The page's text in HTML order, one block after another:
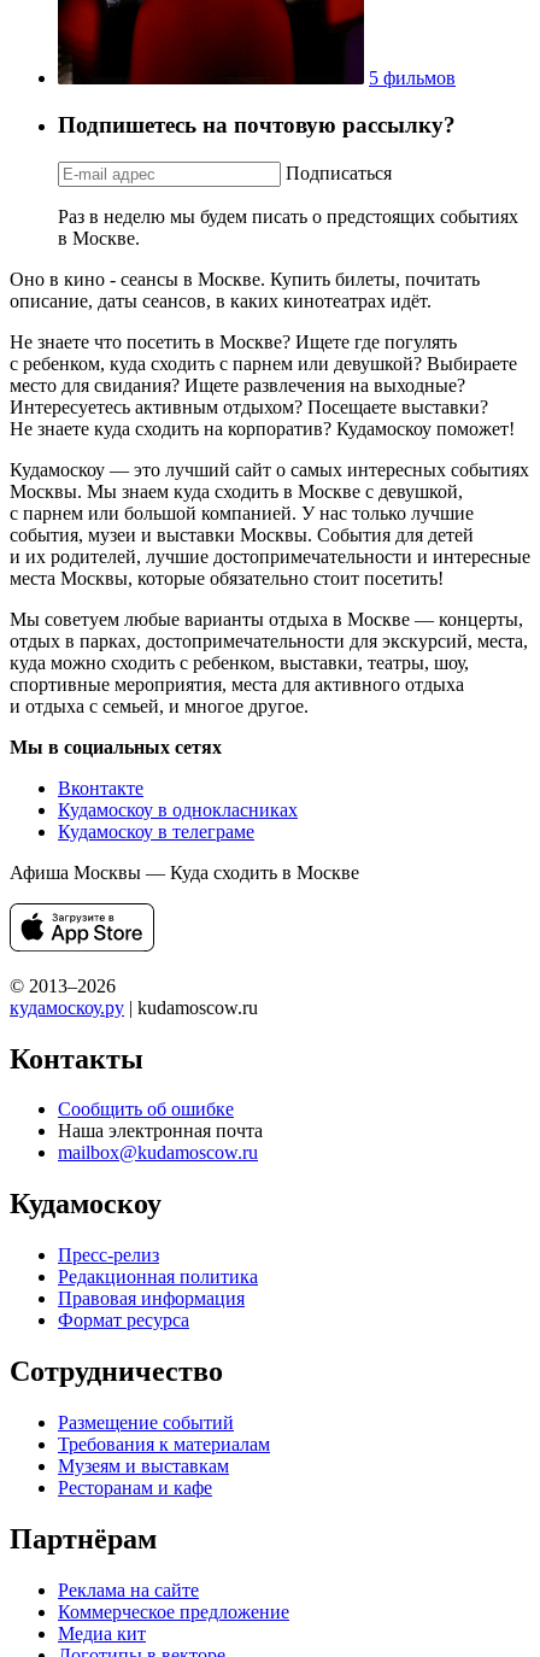
5 фильмов
Подпишетесь на почтовую рассылку?
Подписаться
Раз в неделю мы будем писать о предстоящих событиях
в Москве.
Оно в кино - сеансы в Москве. Купить билеты, почитать
описание, даты сеансов, в каких кинотеатрах идёт.
Не знаете что посетить в Москве? Ищете где погулять
с ребенком, куда сходить с парнем или девушкой? Выбираете
место для свидания? Ищете развлечения на выходные?
Интересуетесь активным отдыхом? Посещаете выставки?
Не знаете куда сходить на корпоратив? Кудамоскоу поможет!
Кудамоскоу — это лучший сайт о самых интересных событиях
Москвы. Мы знаем куда сходить в Москве с девушкой,
с парнем или большой компанией. У нас только лучшие
события, музеи и выставки Москвы. События для детей
и их родителей, лучшие достопримечательности и интересные
места Москвы, которые обязательно стоит посетить!
Мы советуем любые варианты отдыха в Москве — концерты,
отдых в парках, достопримечательности для экскурсий, места,
куда можно сходить с ребенком, выставки, театры, шоу,
спортивные мероприятия, места для активного отдыха
и отдыха с семьей, и многое другое.
Мы в социальных сетях
Вконтакте
Кудамоскоу в однокласниках
Кудамоскоу в телеграме
Афиша Москвы — Куда сходить в Москве
© 2013–2026
кудамоскоу.ру | kudamoscow.ru
Контакты
Сообщить об ошибке
Наша электронная почта
mailbox@kudamoscow.ru
Кудамоскоу
Пресс-релиз
Редакционная политика
Правовая информация
Формат ресурса
Сотрудничество
Размещение событий
Требования к материалам
Музеям и выставкам
Ресторанам и кафе
Партнёрам
Реклама на сайте
Коммерческое предложение
Медиа кит